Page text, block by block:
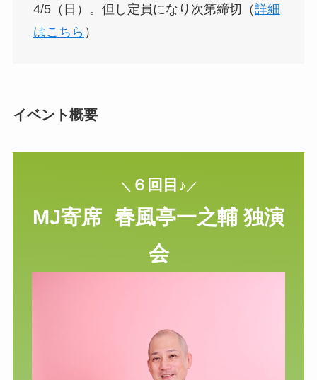
4/5（日）。但し定員になり次第締切（詳細
はこちら ）
イベント概要
＼ ６回目 ♪ ／
MJ寄席 春風亭一之輔 独演
会